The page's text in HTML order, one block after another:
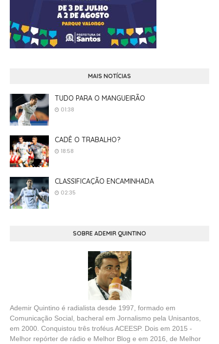
MAIS NOTÍCIAS
TUDO PARA O MANGUEIRÃO
01:38
CADÊ O TRABALHO?
18:58
CLASSIFICAÇÃO ENCAMINHADA
02:35
SOBRE ADEMIR QUINTINO
Ademir Quintino é radialista desde 1997, formado em
Comunicação Social, bacheral em Jornalismo pela Unisantos,
em 2000. Conquistou três troféus ACEESP. Dois em 2015 -
Melhor repórter de rádio e Melhor Blog e em 2016, de Melhor